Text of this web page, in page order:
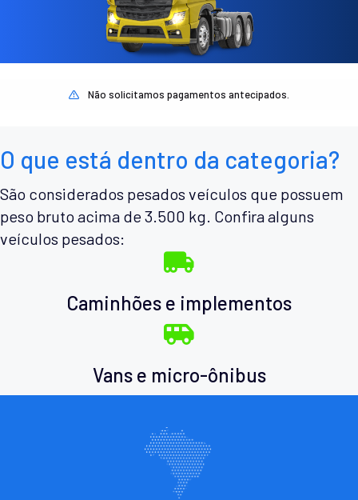
Não solicitamos pagamentos antecipados.
O que está dentro da categoria?
São considerados pesados veículos que possuem
peso bruto acima de 3.500 kg. Confira alguns
veículos pesados:
Caminhões e implementos
Vans e micro-ônibus